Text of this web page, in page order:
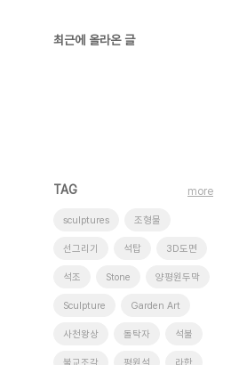
최근에 올라온 글
TAG
sculptures 조형물
선그리기 석탑 3D도면
석조 Stone 양평원두막
Sculpture Garden Art
사천왕상 돌탁자 석불
more